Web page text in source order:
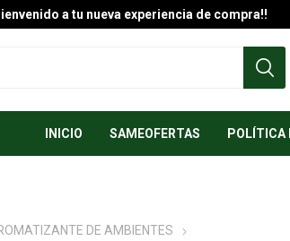
a tu nueva experiencia de compra!!
INICIO SAMEOFERTAS POLÍTICA
DE AMBIENTES